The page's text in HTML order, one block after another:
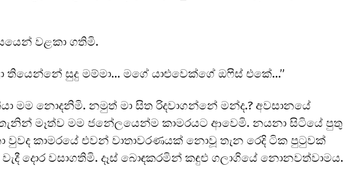
වළකා ගතිමි.
තියෙන්නේ සුදු මම්මා… මගේ යාළුවෙක්ගේ ඔෆිස් එකේ…”
මම නොදනිමි. නමුත් මා සිත රිදවාගන්නේ මන්ද.? අවසානයේ
මෑත්ව මම ජනේලයෙන්ම කාමරයට ආවෙමි. නයනා සිටියේ පුතු
කාමරයේ එවන් වාතාවරණයක් නොවූ තැන රෙදි ටික පුටුවක්
දොර වසාගතිමි. දෑස් බොඳකරමින් කඳුළු ගලාගියේ නොනවත්වාමය.